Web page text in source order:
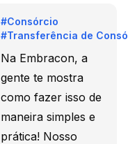
#Consórcio
#Transferência de
Na Embracon, a
gente te mostra
como fazer isso de
maneira simples e
prática! Nosso